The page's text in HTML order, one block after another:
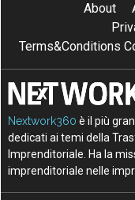
About
Terms&Conditions
Nextwork360 è il più
dedicati ai temi della
Imprenditoriale. Ha la
imprenditoriale nelle